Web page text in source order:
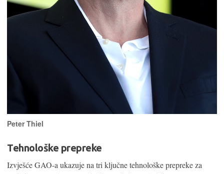
Peter Thiel
Tehnološke prepreke
Izvješće GAO-a ukazuje na tri ključne tehnološke prepreke za